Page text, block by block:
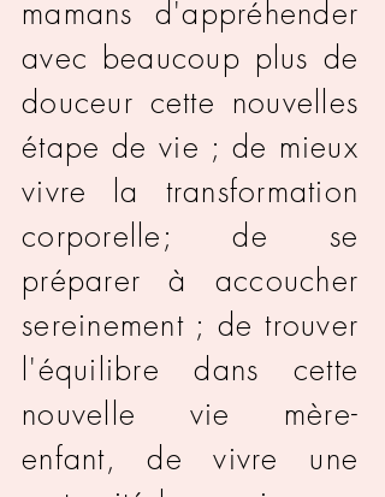
mamans d'appréhender
avec beaucoup plus de
douceur cette nouvelles
étape de vie ; de mieux
vivre la transformation
corporelle; de se
préparer à accoucher
sereinement ; de trouver
l'équilibre dans cette
nouvelle vie mère-
enfant, de vivre une